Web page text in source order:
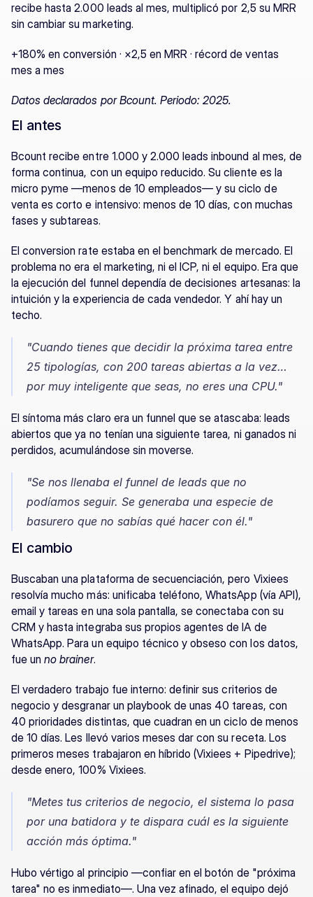
recibe hasta 2.000 leads al mes, multiplicó por 2,5 su MRR
sin cambiar su marketing.
+180% en conversión · ×2,5 en MRR · récord de ventas
mes a mes
Datos declarados por Bcount. Periodo: 2025.
El antes
Bcount recibe entre 1.000 y 2.000 leads inbound al mes, de
forma continua, con un equipo reducido. Su cliente es la
micro pyme —menos de 10 empleados— y su ciclo de
venta es corto e intensivo: menos de 10 días, con muchas
fases y subtareas.
El conversion rate estaba en el benchmark de mercado. El
problema no era el marketing, ni el ICP, ni el equipo. Era que
la ejecución del funnel dependía de decisiones artesanas: la
intuición y la experiencia de cada vendedor. Y ahí hay un
techo.
"Cuando tienes que decidir la próxima tarea entre
25 tipologías, con 200 tareas abiertas a la vez…
por muy inteligente que seas, no eres una CPU."
El síntoma más claro era un funnel que se atascaba: leads
abiertos que ya no tenían una siguiente tarea, ni ganados ni
perdidos, acumulándose sin moverse.
"Se nos llenaba el funnel de leads que no
podíamos seguir. Se generaba una especie de
basurero que no sabías qué hacer con él."
El cambio
Buscaban una plataforma de secuenciación, pero Vixiees
resolvía mucho más: unificaba teléfono, WhatsApp (vía API),
email y tareas en una sola pantalla, se conectaba con su
CRM y hasta integraba sus propios agentes de IA de
WhatsApp. Para un equipo técnico y obseso con los datos,
fue un no brainer.
El verdadero trabajo fue interno: definir sus criterios de
negocio y desgranar un playbook de unas 40 tareas, con
40 prioridades distintas, que cuadran en un ciclo de menos
de 10 días. Les llevó varios meses dar con su receta. Los
primeros meses trabajaron en híbrido (Vixiees + Pipedrive);
desde enero, 100% Vixiees.
"Metes tus criterios de negocio, el sistema lo pasa
por una batidora y te dispara cuál es la siguiente
acción más óptima."
Hubo vértigo al principio —confiar en el botón de "próxima
tarea" no es inmediato—. Una vez afinado, el equipo dejó